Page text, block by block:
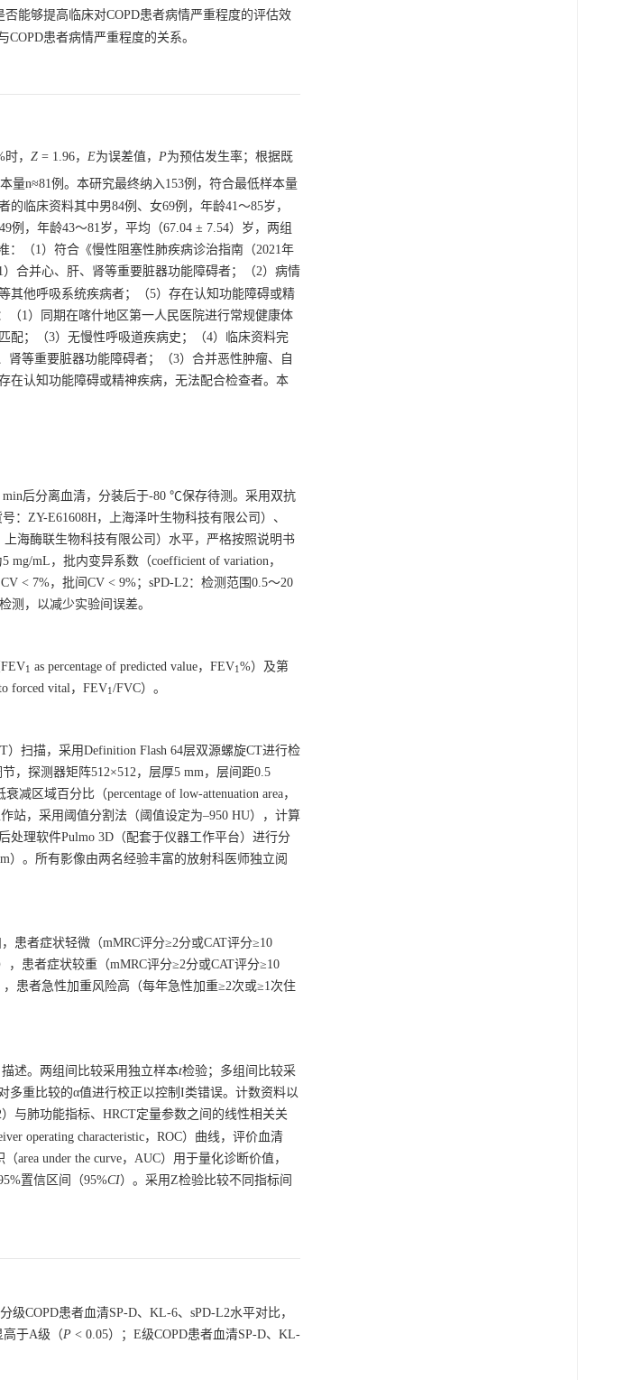
能够提高临床对COPD患者病情严重程度的评估效
患者病情严重程度的关系。
， Z= 1.96， E为误差值， P为预估发生率；根据既
量n≈81例。本研究最终纳入153例，符合最低样本量
临床资料其中男84例、女69例，年龄41～85岁，
例，年龄43～81岁，平均（67.04 ± 7.54）岁，两组
：（1）符合《慢性阻塞性肺疾病诊治指南（2021年
合并心、肝、肾等重要脏器功能障碍者；（2）病情
其他呼吸系统疾病者；（5）存在认知功能障碍或精
1）同期在喀什地区第一人民医院进行常规健康体
配；（3）无慢性呼吸道疾病史；（4）临床资料完
等重要脏器功能障碍者；（3）合并恶性肿瘤、自
在认知功能障碍或精神疾病，无法配合检查者。本
min后分离血清，分装后于-80 ℃保存待测。采用双抗
：ZY-E61608H，上海泽叶生物科技有限公司）、
海酶联生物科技有限公司）水平，严格按照说明书
mL，批内变异系数（coefficient of variation，
< 7%，批间CV < 9%；sPD-L2：检测范围0.5～20
测，以减少实验间误差。
1 as percentage of predicted value，FEV1%）及第
forced vital，FEV1/FVC）。
）扫描，采用Definition Flash 64层双源螺旋CT进行检
，探测器矩阵512×512，层厚5 mm，层间距0.5
区域百分比（percentage of low-attenuation area，
站，采用阈值分割法（阈值设定为–950 HU），计算
处理软件Pulmo 3D（配套于仪器工作平台）进行分
）。所有影像由两名经验丰富的放射科医师独立阅
患者症状轻微（mMRC评分≥2分或CAT评分≥10
患者症状较重（mMRC评分≥2分或CAT评分≥10
患者急性加重风险高（每年急性加重≥2次或≥1次住
描述。两组间比较采用独立样本t检验；多组间比较采
多重比较的α值进行校正以控制I类错误。计数资料以
与肺功能指标、HRCT定量参数之间的线性相关关
operating characteristic，ROC）曲线，评价血清
under the curve，AUC）用于量化诊断价值，
置信区间（95%CI）。采用Z检验比较不同指标间
级COPD患者血清SP-D、KL-6、sPD-L2水平对比，
高于A级（P < 0.05）；E级COPD患者血清SP-D、KL-